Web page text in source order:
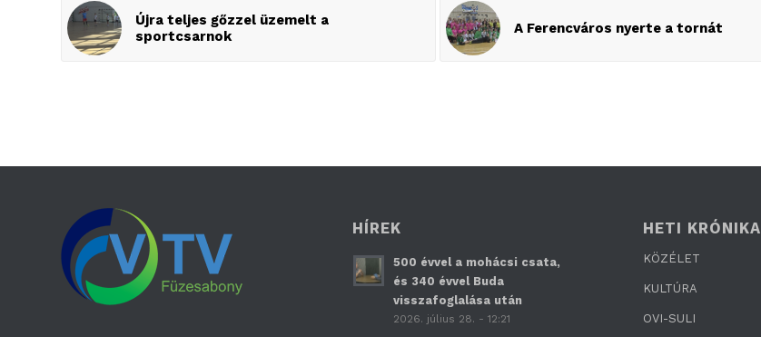
Újra teljes gőzzel üzemelt a
sportcsarnok
A Ferencváros nyerte a tornát
HÍREK
500 évvel a mohácsi csata,
és 340 évvel Buda
visszafoglalása után
2026. július 28. - 12:21
HETI KRÓNIKA
KÖZÉLET
KULTÚRA
OVI-SULI